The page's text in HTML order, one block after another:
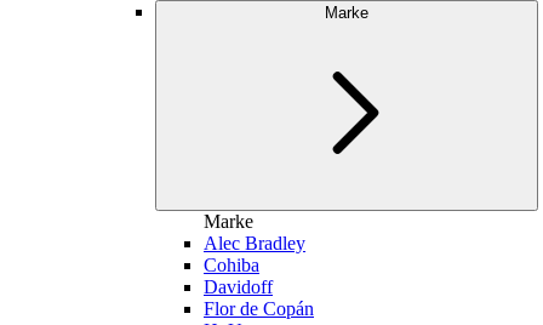
Marke
Marke
Alec Bradley
Cohiba
Davidoff
Flor de Copán